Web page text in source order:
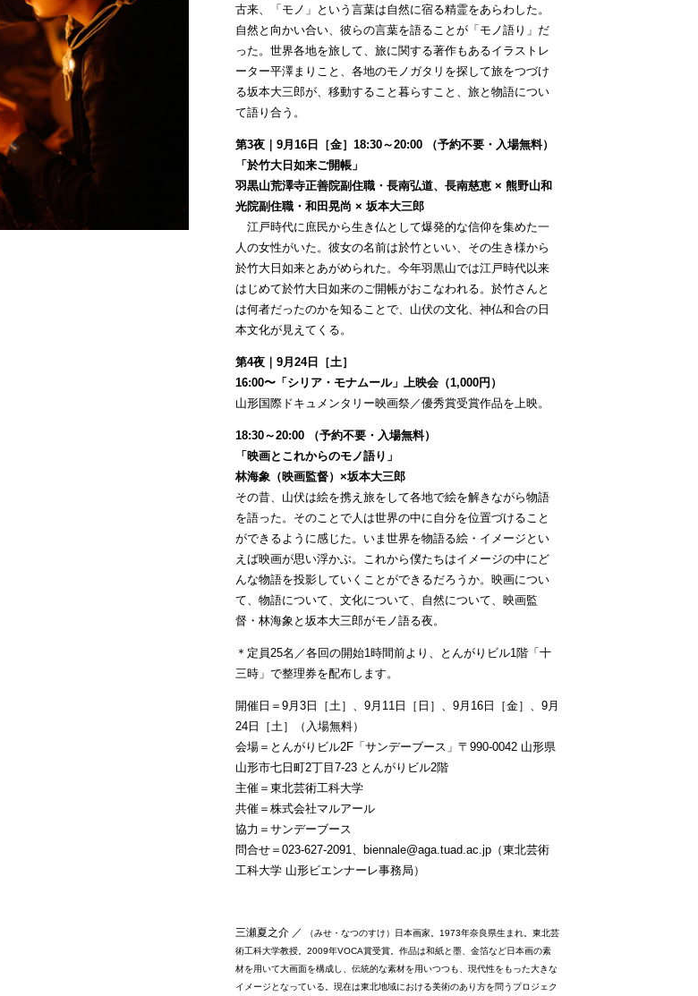
古来、「モノ」という言葉は自然に宿る精霊をあらわした。
自然と向かい合い、彼らの言葉を語ることが「モノ語り」だ
った。世界各地を旅して、旅に関する著作もあるイラストレ
ーター平澤まりこと、各地のモノガタリを探して旅をつづけ
る坂本大三郎が、移動すること暮らすこと、旅と物語につい
て語り合う。
第3夜｜9月16日［金］18:30～20:00 （予約不要・入場無料）
「於竹大日如来ご開帳」
羽黒山荒澤寺正善院副住職・長南弘道、長南慈恵 × 熊野山和
光院副住職・和田晃尚 × 坂本大三郎
江戸時代に庶民から生き仏として爆発的な信仰を集めた一
人の女性がいた。彼女の名前は於竹といい、その生き様から
於竹大日如来とあがめられた。今年羽黒山では江戸時代以来
はじめて於竹大日如来のご開帳がおこなわれる。於竹さんと
は何者だったのかを知ることで、山伏の文化、神仏和合の日
本文化が見えてくる。
第4夜｜9月24日［土］
16:00〜「シリア・モナムール」上映会（1,000円）
山形国際ドキュメンタリー映画祭／優秀賞受賞作品を上映。
18:30～20:00 （予約不要・入場無料）
「映画とこれからのモノ語り」
林海象（映画監督）×坂本大三郎
その昔、山伏は絵を携え旅をして各地で絵を解きながら物語
を語った。そのことで人は世界の中に自分を位置づけること
ができるように感じた。いま世界を物語る絵・イメージとい
えば映画が思い浮かぶ。これから僕たちはイメージの中にど
んな物語を投影していくことができるだろうか。映画につい
て、物語について、文化について、自然について、映画監
督・林海象と坂本大三郎がモノ語る夜。
＊定員25名／各回の開始1時間前より、とんがりビル1階「十
三時」で整理券を配布します。
開催日＝9月3日［土］、9月11日［日］、9月16日［金］、9月
24日［土］（入場無料）
会場＝とんがりビル2F「サンデーブース」〒990-0042 山形県
山形市七日町2丁目7-23 とんがりビル2階
主催＝東北芸術工科大学
共催＝株式会社マルアール
協力＝サンデーブース
問合せ＝023-627-2091、biennale@aga.tuad.ac.jp（東北芸術
工科大学 山形ビエンナーレ事務局）
三瀬夏之介 ／
（みせ・なつのすけ）日本画家。1973年奈良県生まれ。東北芸
術工科大学教授。2009年VOCA賞受賞。作品は和紙と墨、金箔など日本画の素
材を用いて大画面を構成し、伝統的な素材を用いつつも、現代性をもった大きな
イメージとなっている。現在は東北地域における美術のあり方を問うプロジェク